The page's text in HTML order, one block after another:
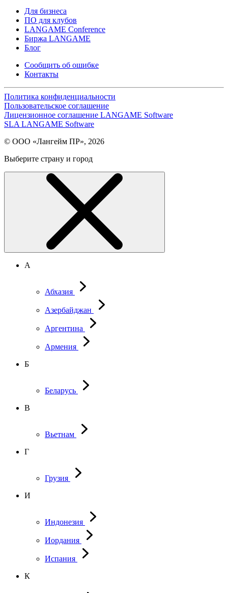
Для бизнеса
ПО для клубов
LANGAME Conference
Биржа LANGAME
Блог
Сообщить об ошибке
Контакты
Политика конфиденциальности
Пользовательское соглашение
Лицензионное соглашение LANGAME Software
SLA LANGAME Software
© ООО «Лангейм ПР», 2026
Выберите страну и город
А
Абхазия
Азербайджан
Аргентина
Армения
Б
Беларусь
В
Вьетнам
Г
Грузия
И
Индонезия
Иордания
Испания
К